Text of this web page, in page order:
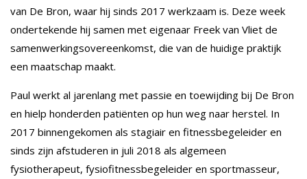
van De Bron, waar hij sinds 2017 werkzaam is. Deze week
ondertekende hij samen met eigenaar Freek van Vliet de
samenwerkingsovereenkomst, die van de huidige praktijk
een maatschap maakt.
Paul werkt al jarenlang met passie en toewijding bij De Bron
en hielp honderden patiënten op hun weg naar herstel. In
2017 binnengekomen als stagiair en fitnessbegeleider en
sinds zijn afstuderen in juli 2018 als algemeen
fysiotherapeut, fysiofitnessbegeleider en sportmasseur,